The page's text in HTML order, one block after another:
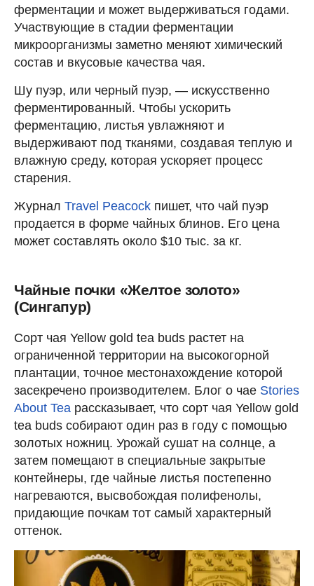
ферментации и может выдерживаться годами.
Участвующие в стадии ферментации
микроорганизмы заметно меняют химический
состав и вкусовые качества чая.
Шу пуэр, или черный пуэр, — искусственно
ферментированный. Чтобы ускорить
ферментацию, листья увлажняют и
выдерживают под тканями, создавая теплую и
влажную среду, которая ускоряет процесс
старения.
Журнал Travel Peacock пишет, что чай пуэр
продается в форме чайных блинов. Его цена
может составлять около $10 тыс. за кг.
Чайные почки «Желтое золото»
(Сингапур)
Сорт чая Yellow gold tea buds растет на
ограниченной территории на высокогорной
плантации, точное местонахождение которой
засекречено производителем. Блог о чае Stories
About Tea рассказывает, что сорт чая Yellow gold
tea buds собирают один раз в году с помощью
золотых ножниц. Урожай сушат на солнце, а
затем помещают в специальные закрытые
контейнеры, где чайные листья постепенно
нагреваются, высвобождая полифенолы,
придающие почкам тот самый характерный
оттенок.